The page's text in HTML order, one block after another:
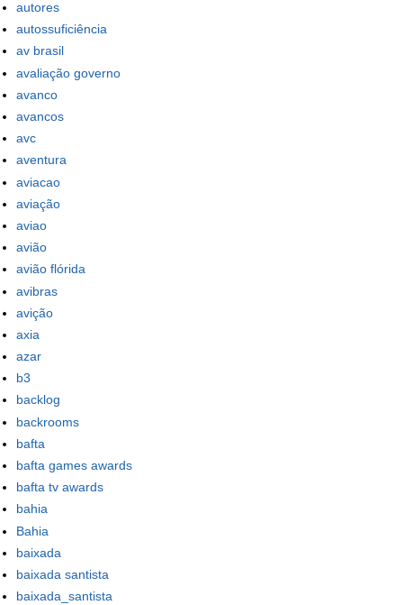
autores
autossuficiência
av brasil
avaliação governo
avanco
avancos
avc
aventura
aviacao
aviação
aviao
avião
avião flórida
avibras
avição
axia
azar
b3
backlog
backrooms
bafta
bafta games awards
bafta tv awards
bahia
Bahia
baixada
baixada santista
baixada_santista